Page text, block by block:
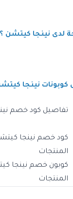
لدى نينجا كيتشن ؟
كوبونات نينجا
تفاصيل كود خصم
المنتجات
المنتجات